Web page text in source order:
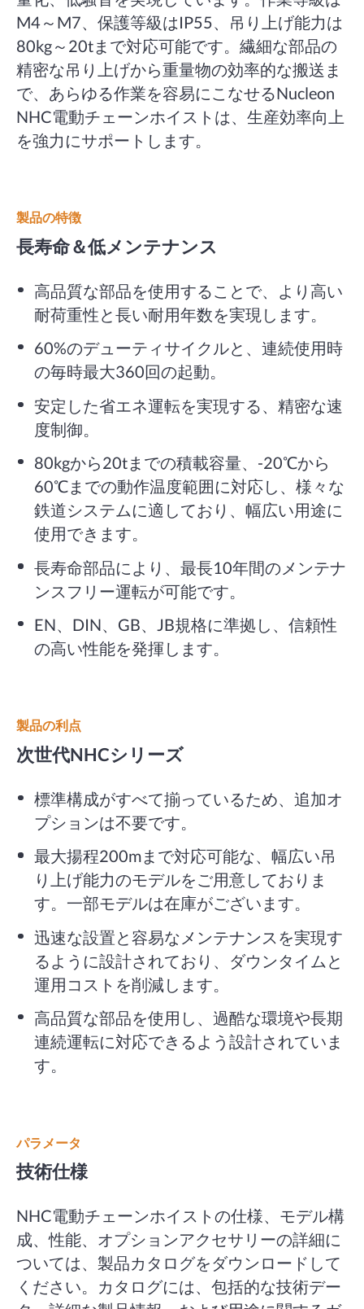
M4～M7、保護等級はIP55、吊り上げ能力は
80kg～20tまで対応可能です。繊細な部品の
精密な吊り上げから重量物の効率的な搬送ま
で、あらゆる作業を容易にこなせるNucleon
NHC電動チェーンホイストは、生産効率向上
を強力にサポートします。
製品の特徴
長寿命＆低メンテナンス
高品質な部品を使用することで、より高い
耐荷重性と長い耐用年数を実現します。
60%のデューティサイクルと、連続使用時
の毎時最大360回の起動。
安定した省エネ運転を実現する、精密な速
度制御。
80kgから20tまでの積載容量、-20℃から
60℃までの動作温度範囲に対応し、様々な
鉄道システムに適しており、幅広い用途に
使用できます。
長寿命部品により、最長10年間のメンテナ
ンスフリー運転が可能です。
EN、DIN、GB、JB規格に準拠し、信頼性
の高い性能を発揮します。
製品の利点
次世代NHCシリーズ
標準構成がすべて揃っているため、追加オ
プションは不要です。
最大揚程200mまで対応可能な、幅広い吊
り上げ能力のモデルをご用意しておりま
す。一部モデルは在庫がございます。
迅速な設置と容易なメンテナンスを実現す
るように設計されており、ダウンタイムと
運用コストを削減します。
高品質な部品を使用し、過酷な環境や長期
連続運転に対応できるよう設計されていま
す。
パラメータ
技術仕様
NHC電動チェーンホイストの仕様、モデル構
成、性能、オプションアクセサリーの詳細に
ついては、製品カタログをダウンロードして
ください。カタログには、包括的な技術デー